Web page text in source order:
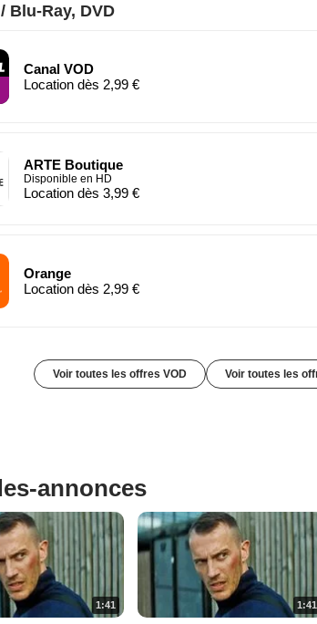
Blu-Ray, DVD
Canal VOD
Location dès 2,99 €
ARTE Boutique
Disponible en HD
Location dès 3,99 €
Orange
Location dès 2,99 €
Voir toutes les offres VOD Voir toutes les
annonces
1:41 1:41